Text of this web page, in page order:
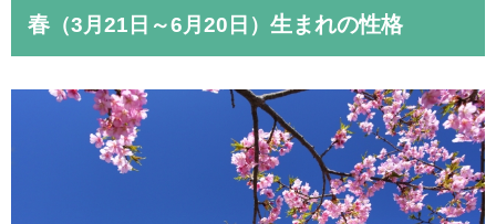
春 （3月21日～6月20日） 生まれの性格